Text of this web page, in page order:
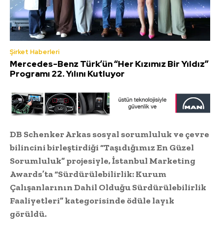
Şirket Haberleri
Mercedes-Benz Türk’ün “Her Kızımız Bir Yıldız”
Programı 22. Yılını Kutluyor
DB Schenker Arkas sosyal sorumluluk ve çevre
bilincini birleştirdiği “Taşıdığımız En Güzel
Sorumluluk” projesiyle, İstanbul Marketing
Awards’ta “Sürdürülebilirlik: Kurum
Çalışanlarının Dahil Olduğu Sürdürülebilirlik
Faaliyetleri” kategorisinde ödüle layık
görüldü.